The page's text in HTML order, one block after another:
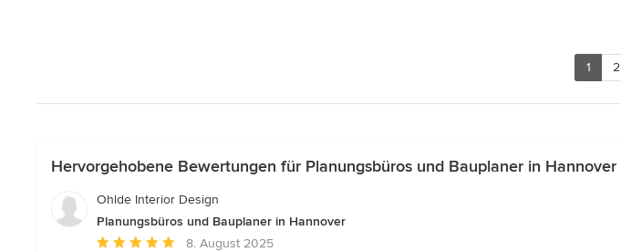
1 2
Hervorgehobene Bewertungen für Planungsbüros und Bauplaner in Hannover
Ohlde Interior Design
Planungsbüros und Bauplaner in Hannover
Durchschnittliche8. August 2025